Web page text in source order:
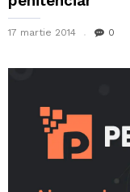
17 martie 2014 0